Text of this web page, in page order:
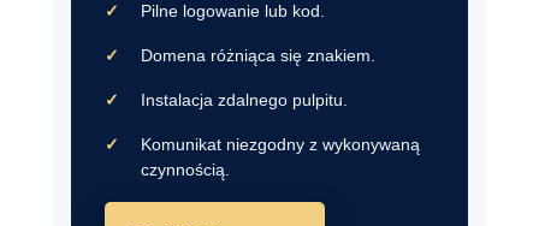
Pilne logowanie lub kod.
Domena różniąca się znakiem.
Instalacja zdalnego pulpitu.
Komunikat niezgodny z wykonywaną
czynnością.